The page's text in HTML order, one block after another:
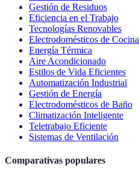
Gestión de Residuos
Eficiencia en el Trabajo
Tecnologías Renovables
Electrodomésticos de Cocina
Energía Térmica
Aire Acondicionado
Estilos de Vida Eficientes
Automatización Industrial
Gestión de Energía
Electrodomésticos de Baño
Climatización Inteligente
Teletrabajo Eficiente
Sistemas de Ventilación
Comparativas populares